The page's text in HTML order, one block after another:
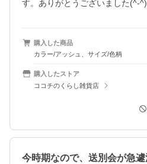
す。ありがとうございました(^-^)
購入した商品
カラー/アッシュ、サイズ/色柄
購入したストア
ココチのくらし雑貨店